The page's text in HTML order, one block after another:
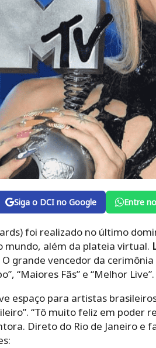
Siga o DCI no Google Entre
foi realizado no último
mundo, além da plateia virtual.
O grande vencedor da
“Maiores Fãs” e “Melhor Live”.
espaço para artistas
“Tô muito feliz em poder
Direto do Rio de Janeiro e